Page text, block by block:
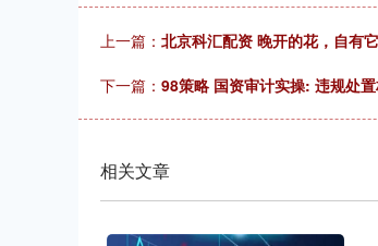
上一篇： 北京科汇配资 晚开的花，自有
下一篇： 98策略 国资审计实操: 违规处
相关文章